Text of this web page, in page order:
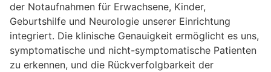
der Notaufnahmen für Erwachsene, Kinder,
Geburtshilfe und Neurologie unserer Einrichtung
integriert. Die klinische Genauigkeit ermöglicht es uns,
symptomatische und nicht-symptomatische Patienten
zu erkennen, und die Rückverfolgbarkeit der